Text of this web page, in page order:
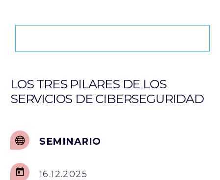
LOS TRES PILARES DE LOS
SERVICIOS DE CIBERSEGURIDAD
SEMINARIO
16.12.2025